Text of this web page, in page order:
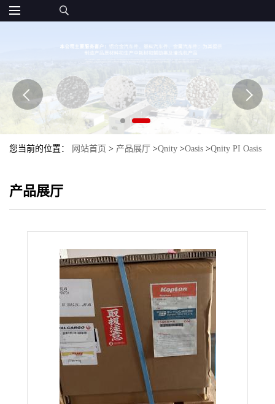
您当前的位置： 网站首页 > 产品展厅 >Qnity >Oasis >Qnity PI Oasis
产品展厅